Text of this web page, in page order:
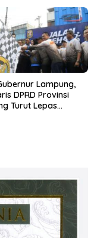
Lampung,
DPRD Provinsi
Turut Lepas